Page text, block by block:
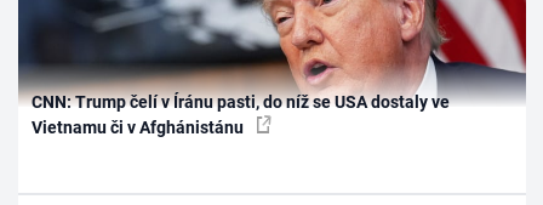
CNN: Trump čelí v Íránu pasti, do níž se USA dostaly ve
Vietnamu či v Afghánistánu